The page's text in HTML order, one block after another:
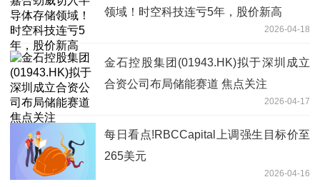
领域！时空科技连亏5年，股价新高
2026-04-18
金石控股集团(01943.HK)拟于深圳成立
合资公司布局储能赛道 焦点关注
2026-04-17
每日看点!RBCCapital上调强生目标价至
265美元
2026-04-16